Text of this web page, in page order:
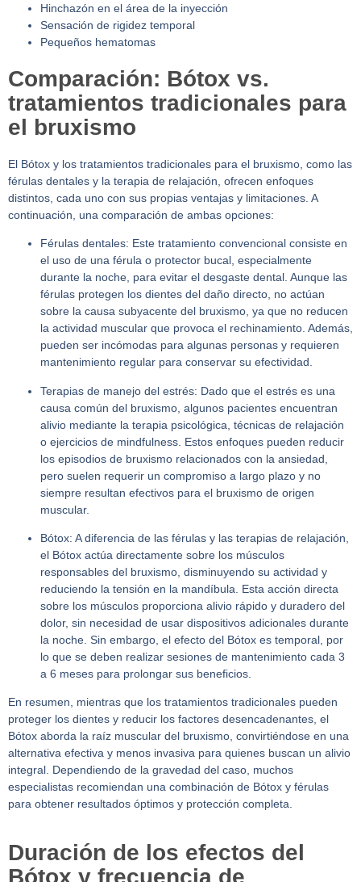
Hinchazón en el área de la inyección
Sensación de rigidez temporal
Pequeños hematomas
Comparación: Bótox vs.
tratamientos tradicionales para
el bruxismo
El Bótox y los tratamientos tradicionales para el bruxismo, como las
férulas dentales y la terapia de relajación, ofrecen enfoques
distintos, cada uno con sus propias ventajas y limitaciones. A
continuación, una comparación de ambas opciones:
Férulas dentales: Este tratamiento convencional consiste en
el uso de una férula o protector bucal, especialmente
durante la noche, para evitar el desgaste dental. Aunque las
férulas protegen los dientes del daño directo, no actúan
sobre la causa subyacente del bruxismo, ya que no reducen
la actividad muscular que provoca el rechinamiento. Además,
pueden ser incómodas para algunas personas y requieren
mantenimiento regular para conservar su efectividad.
Terapias de manejo del estrés: Dado que el estrés es una
causa común del bruxismo, algunos pacientes encuentran
alivio mediante la terapia psicológica, técnicas de relajación
o ejercicios de mindfulness. Estos enfoques pueden reducir
los episodios de bruxismo relacionados con la ansiedad,
pero suelen requerir un compromiso a largo plazo y no
siempre resultan efectivos para el bruxismo de origen
muscular.
Bótox: A diferencia de las férulas y las terapias de relajación,
el Bótox actúa directamente sobre los músculos
responsables del bruxismo, disminuyendo su actividad y
reduciendo la tensión en la mandíbula. Esta acción directa
sobre los músculos proporciona alivio rápido y duradero del
dolor, sin necesidad de usar dispositivos adicionales durante
la noche. Sin embargo, el efecto del Bótox es temporal, por
lo que se deben realizar sesiones de mantenimiento cada 3
a 6 meses para prolongar sus beneficios.
En resumen, mientras que los tratamientos tradicionales pueden
proteger los dientes y reducir los factores desencadenantes, el
Bótox aborda la raíz muscular del bruxismo, convirtiéndose en una
alternativa efectiva y menos invasiva para quienes buscan un alivio
integral. Dependiendo de la gravedad del caso, muchos
especialistas recomiendan una combinación de Bótox y férulas
para obtener resultados óptimos y protección completa.
Duración de los efectos del
Bótox y frecuencia de